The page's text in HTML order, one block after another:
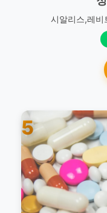
시알리스,레비
5